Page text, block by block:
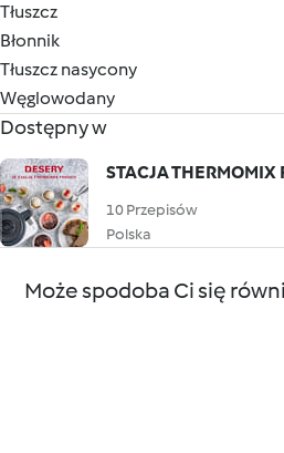
Tłuszcz
Błonnik
Tłuszcz nasycony
Węglowodany
Dostępny w
STACJA THERMOMIX
10 Przepisów
Polska
Może spodoba Ci się